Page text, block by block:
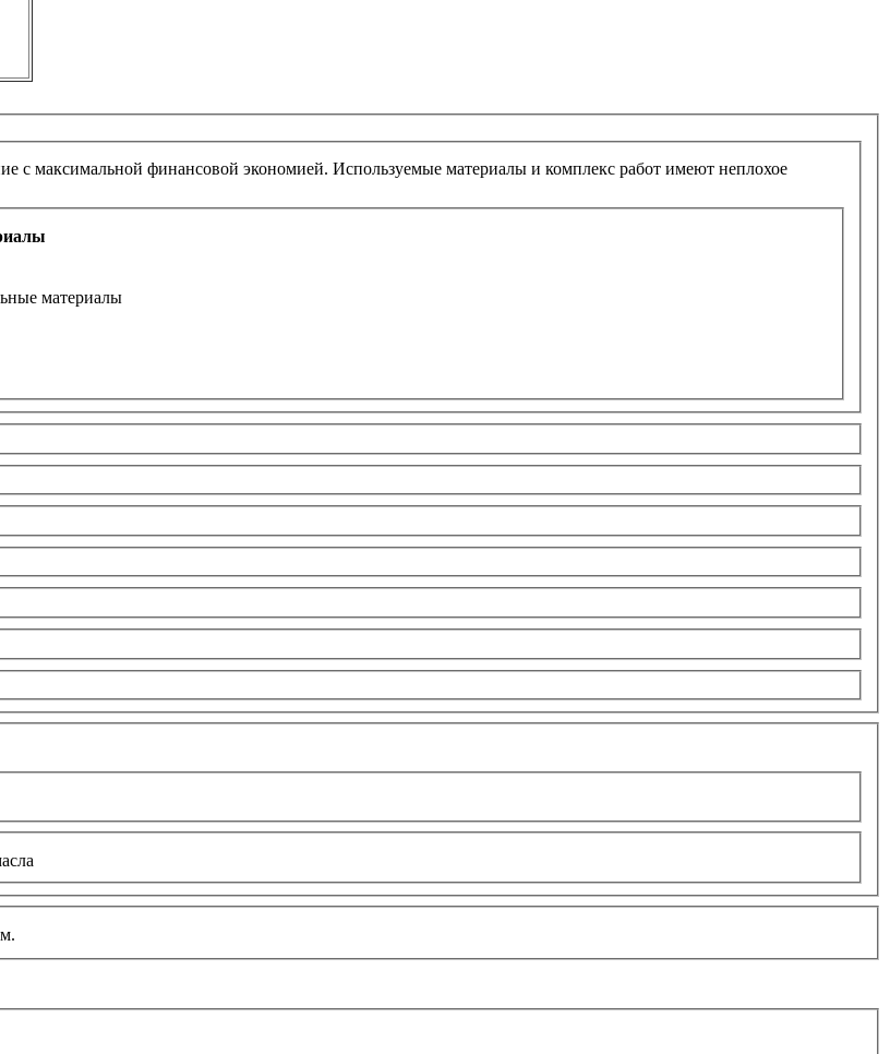
с максимальной финансовой экономией. Используемые материалы и комплекс работ имеют неплохое
материалы